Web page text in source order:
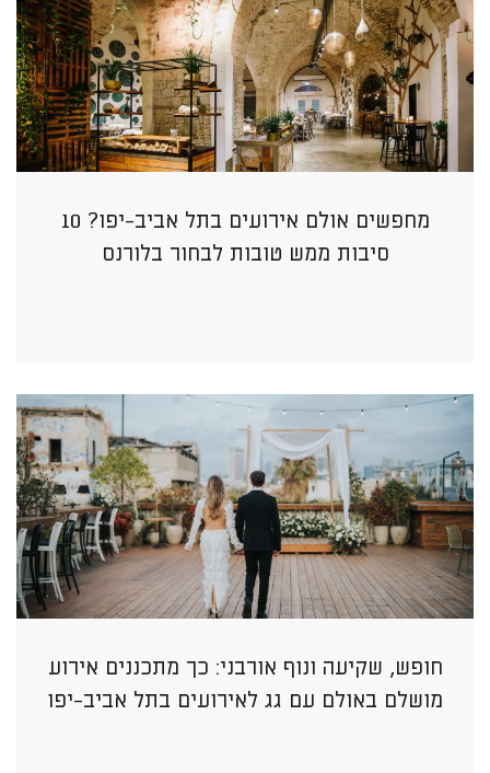
מחפשים אולם אירועים בתל אביב-יפו? 10
סיבות ממש טובות לבחור בלורנס
חופש, שקיעה ונוף אורבני: כך מתכננים אירוע
מושלם באולם עם גג לאירועים בתל אביב-יפו